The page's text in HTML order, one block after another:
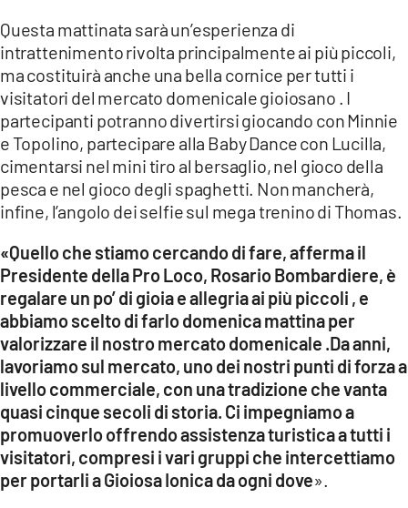
LACITYMAG.IT
ILREGGINO.IT
COSENZACHANNEL.IT
ILVIBONESE.IT
CATANZAROCHANNEL.IT
LACAPITALENEWS.IT
App
ANDROID
APPLE
Questa mattinata sarà un’esperienza di
intrattenimento rivolta principalmente ai più piccoli,
ma costituirà anche una bella cornice per tutti i
visitatori del mercato domenicale gioiosano . I
partecipanti potranno divertirsi giocando con Minnie
e Topolino, partecipare alla Baby Dance con Lucilla,
cimentarsi nel mini tiro al bersaglio, nel gioco della
pesca e nel gioco degli spaghetti. Non mancherà,
infine, l’angolo dei selfie sul mega trenino di Thomas.
«Quello che stiamo cercando di fare, afferma il
Presidente della Pro Loco, Rosario Bombardiere, è
regalare un po’ di gioia e allegria ai più piccoli , e
abbiamo scelto di farlo domenica mattina per
valorizzare il nostro mercato domenicale .Da anni,
lavoriamo sul mercato, uno dei nostri punti di forza a
livello commerciale, con una tradizione che vanta
quasi cinque secoli di storia. Ci impegniamo a
promuoverlo offrendo assistenza turistica a tutti i
visitatori, compresi i vari gruppi che intercettiamo
per portarli a Gioiosa Ionica da ogni dove».